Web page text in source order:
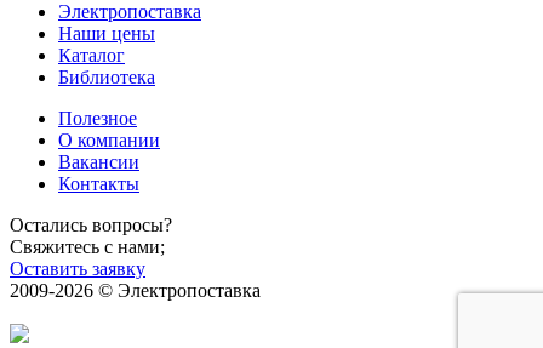
Электропоставка
Наши цены
Каталог
Библиотека
Полезное
О компании
Вакансии
Контакты
Остались вопросы?
Свяжитесь с нами;
Оставить заявку
2009-2026 © Электропоставка